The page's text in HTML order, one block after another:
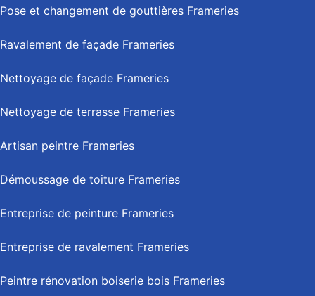
Pose et changement de gouttières Frameries
Ravalement de façade Frameries
Nettoyage de façade Frameries
Nettoyage de terrasse Frameries
Artisan peintre Frameries
Démoussage de toiture Frameries
Entreprise de peinture Frameries
Entreprise de ravalement Frameries
Peintre rénovation boiserie bois Frameries